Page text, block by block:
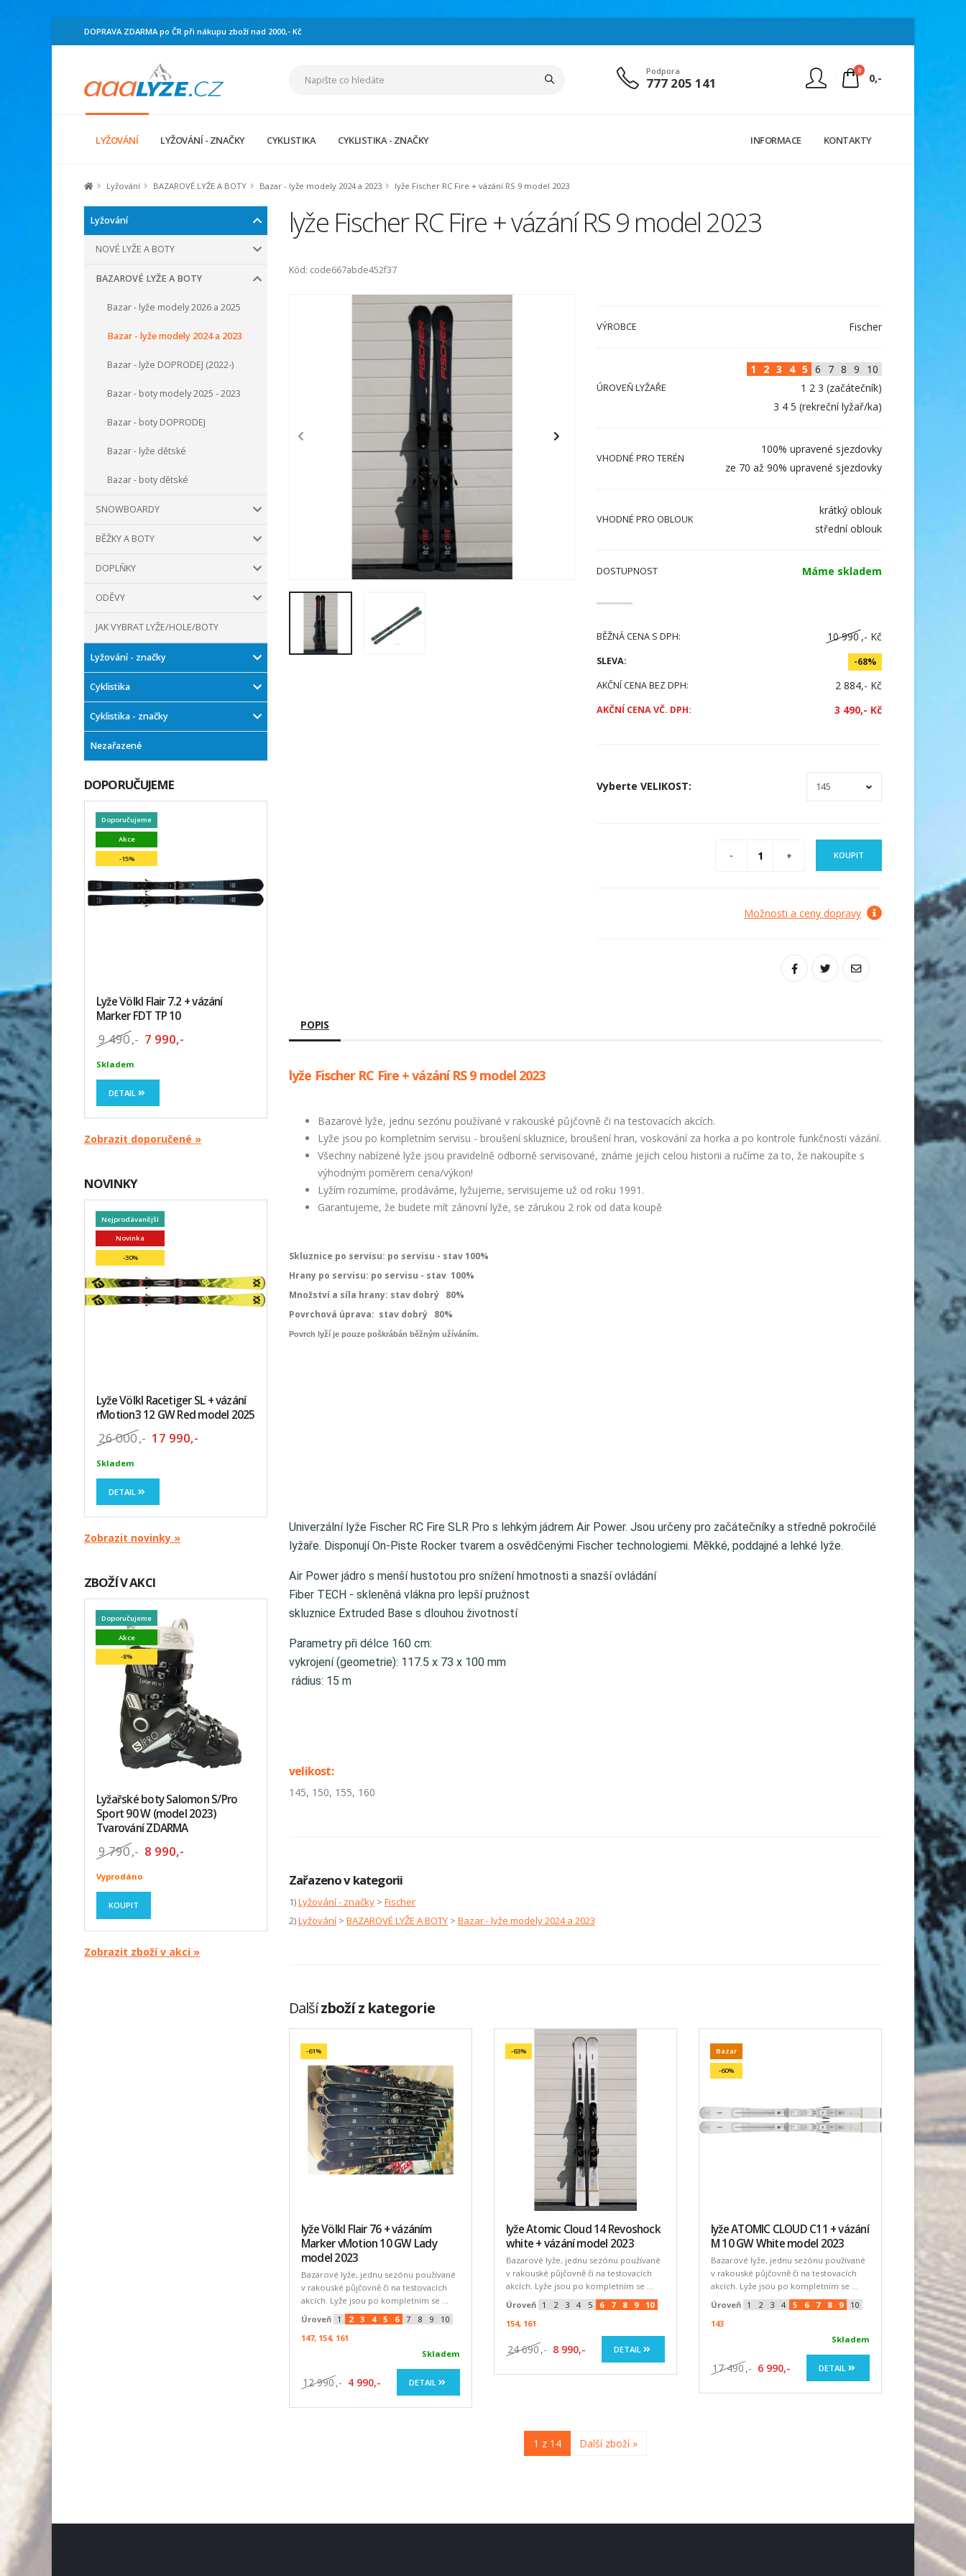
DOPRAVA ZDARMA po ČR při nákupu zboží nad 2000,- Kč
Podpora
777 205 141
0
0,-
LYŽOVÁNÍ LYŽOVÁNÍ - ZNAČKY CYKLISTIKA CYKLISTIKA - ZNAČKY INFORMACE KONTAKTY
Lyžování BAZAROVÉ LYŽE A BOTY Bazar - lyže modely 2024 a 2023 lyže Fischer RC Fire + vázání RS 9 model 2023
Lyžování
NOVÉ LYŽE A BOTY
BAZAROVÉ LYŽE A BOTY
Bazar - lyže modely 2026 a 2025
Bazar - lyže modely 2024 a 2023
Bazar - lyže DOPRODEJ (2022-)
Bazar - boty modely 2025 - 2023
Bazar - boty DOPRODEJ
Bazar - lyže dětské
Bazar - boty dětské
SNOWBOARDY
BĚŽKY A BOTY
DOPLŇKY
ODĚVY
JAK VYBRAT LYŽE/HOLE/BOTY
Lyžování - značky
Cyklistika
Cyklistika - značky
Nezařazené
DOPORUČUJEME
Doporučujeme
Akce
-15%
Lyže Völkl Flair 7.2 + vázání
Marker FDT TP 10
9 490,- 7 990,-
Skladem
DETAIL
Zobrazit doporučené »
NOVINKY
Nejprodávanější
Novinka
-30%
Lyže Völkl Racetiger SL + vázání
rMotion3 12 GW Red model 2025
26 000,- 17 990,-
Skladem
DETAIL
Zobrazit novinky »
ZBOŽÍ V AKCI
Doporučujeme
Akce
-8%
Lyžařské boty Salomon S/Pro
Sport 90 W (model 2023)
Tvarování ZDARMA
9 790,- 8 990,-
Vyprodáno
KOUPIT
Zobrazit zboží v akci »
lyže Fischer RC Fire + vázání RS 9 model 2023
Kód: code667abde452f37
VÝROBCE Fischer
ÚROVEŇ LYŽAŘE
1 2 3 4 5 6 7 8 9
10
1 2 3 (začátečník)
3 4 5 (rekreční lyžař/ka)
VHODNÉ PRO TERÉN
100% upravené sjezdovky
ze 70 až 90% upravené sjezdovky
VHODNÉ PRO OBLOUK
krátký oblouk
střední oblouk
DOSTUPNOST Máme skladem
BĚŽNÁ CENA S DPH: 10 990 ,- Kč
SLEVA:
-68%
AKČNÍ CENA BEZ DPH:
2 884,- Kč
AKČNÍ CENA VČ. DPH: 3 490,- Kč
Vyberte VELIKOST:
KOUPIT
Možnosti a ceny dopravy
POPIS
lyže Fischer RC Fire + vázání RS 9 model 2023
Bazarové lyže, jednu sezónu používané v rakouské půjčovně či na testovacích akcích.
Lyže jsou po kompletním servisu - broušení skluznice, broušení hran, voskování za horka a po kontrole funkčnosti vázání.
Všechny nabízené lyže jsou pravidelně odborně servisované, známe jejich celou historii a ručíme za to, že nakoupíte s
výhodným poměrem cena/výkon!
Lyžím rozumíme, prodáváme, lyžujeme, servisujeme už od roku 1991.
Garantujeme, že budete mít zánovní lyže, se zárukou 2 rok od data koupě
Skluznice po servisu: po servisu - stav 100%
Hrany po servisu: po servisu - stav 100%
Množství a síla hrany: stav dobrý 80%
Povrchová úprava: stav dobrý 80%
Povrch lyží je pouze poškrábán běžným užíváním.
Univerzální lyže Fischer RC Fire SLR Pro s lehkým jádrem Air Power. Jsou určeny pro začátečníky a středně pokročilé
lyžaře. Disponují On-Piste Rocker tvarem a osvědčenými Fischer technologiemi. Měkké, poddajné a lehké lyže.
Air Power jádro s menší hustotou pro snížení hmotnosti a snazší ovládání
Fiber TECH - skleněná vlákna pro lepší pružnost
skluznice Extruded Base s dlouhou životností
Parametry při délce 160 cm:
vykrojení (geometrie): 117.5 x 73 x 100 mm
rádius: 15 m
velikost:
145, 150, 155, 160
Zařazeno v kategorii
1)Lyžování - značky > Fischer
2)Lyžování > BAZAROVÉ LYŽE A BOTY > Bazar - lyže modely 2024 a 2023
Dalšízboží z kategorie
-61%
lyže Völkl Flair 76 + vázáním
Marker vMotion 10 GW Lady
model 2023
Bazarové lyže, jednu sezónu používané
v rakouské půjčovně či na testovacích
akcích. Lyže jsou po kompletním se ...
Úroveň 1 2 3 4 5 6 7 8 9
10
147, 154, 161
Skladem
12 990 ,- 4 990,- DETAIL
-63%
lyže Atomic Cloud 14 Revoshock
white + vázání model 2023
Bazarové lyže, jednu sezónu používané
v rakouské půjčovně či na testovacích
akcích. Lyže jsou po kompletním se ...
Úroveň
1 2 3 4 5 6 7 8 9
10
154, 161
24 690 ,- 8 990,- DETAIL
Bazar
-60%
lyže ATOMIC CLOUD C11 + vázání
M 10 GW White model 2023
Bazarové lyže, jednu sezónu používané
v rakouské půjčovně či na testovacích
akcích. Lyže jsou po kompletním se ...
Úroveň
1 2 3 4 5 6 7 8 9
10
143
Skladem
17 490 ,- 6 990,- DETAIL
1 z 14 Další zboží »